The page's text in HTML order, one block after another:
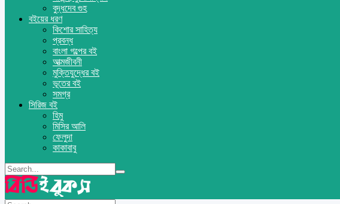
বুদ্ধদেব গুহ
বইয়ের ধরণ
কিশোর সাহিত্য
প্রবন্ধ
বাংলা গল্পের বই
আত্মজীবনী
মুক্তিযুদ্ধের বই
ভূতের বই
সমগ্র
সিরিজ বই
হিমু
মিসির আলি
ফেলুদা
কাকাবাবু